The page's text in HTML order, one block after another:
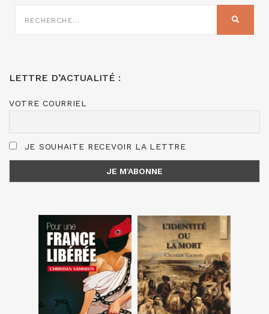
SUR
LETTRE D’ACTUALITÉ :
VOTRE COURRIEL
JE SOUHAITE RECEVOIR LA LETTRE